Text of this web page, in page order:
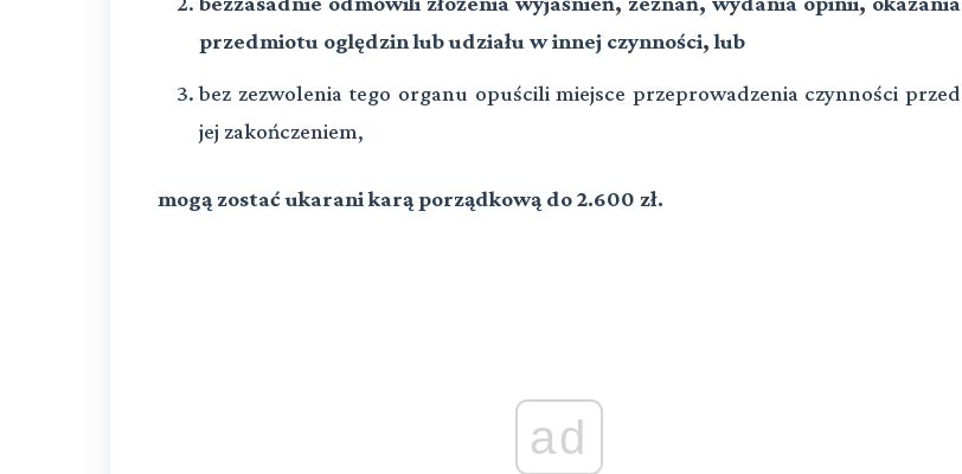
przedmiotu oględzin lub udziału w innej czynności, lub
bez zezwolenia tego organu opuścili miejsce przeprowadzenia czynności przed
jej zakończeniem,
mogą zostać ukarani karą porządkową do 2.600 zł.
ad